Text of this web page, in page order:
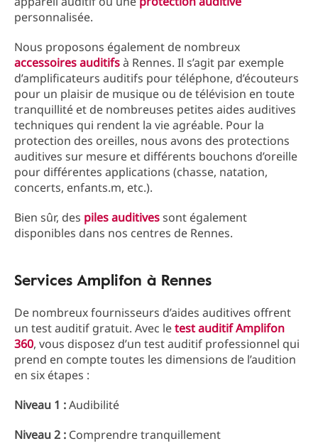
personnalisée.
Nous proposons également de nombreux
accessoires auditifsà Rennes. Il s’agit par exemple
d’amplificateurs auditifs pour téléphone, d’écouteurs
pour un plaisir de musique ou de télévision en toute
tranquillité et de nombreuses petites aides auditives
techniques qui rendent la vie agréable. Pour la
protection des oreilles, nous avons des protections
auditives sur mesure et différents bouchons d’oreille
pour différentes applications (chasse, natation,
concerts, enfants.m, etc.).
Bien sûr, des piles auditivessont également
disponibles dans nos centres de Rennes.
Services Amplifon à Rennes
De nombreux fournisseurs d’aides auditives offrent
un test auditif gratuit. Avec letest auditif Amplifon
360, vous disposez d’un test auditif professionnel qui
prend en compte toutes les dimensions de l’audition
en six étapes :
Niveau 1 :Audibilité
Niveau 2 : Comprendre tranquillement